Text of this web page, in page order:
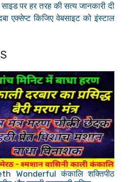
पर हर तरह की सत्य जानकारी दी
एक्सेप्ट किजिए वेबसाइट को इंस्टाल
Wonderful कंकालि शक्तिपीठ